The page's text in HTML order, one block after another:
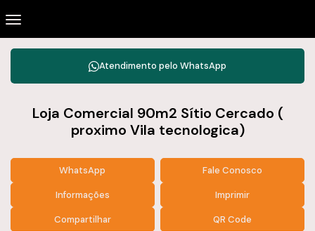
Atendimento pelo WhatsApp
Loja Comercial 90m2 Sítio Cercado (
proximo Vila tecnologica)
WhatsApp Fale Conosco
Informações Imprimir
Compartilhar QR Code